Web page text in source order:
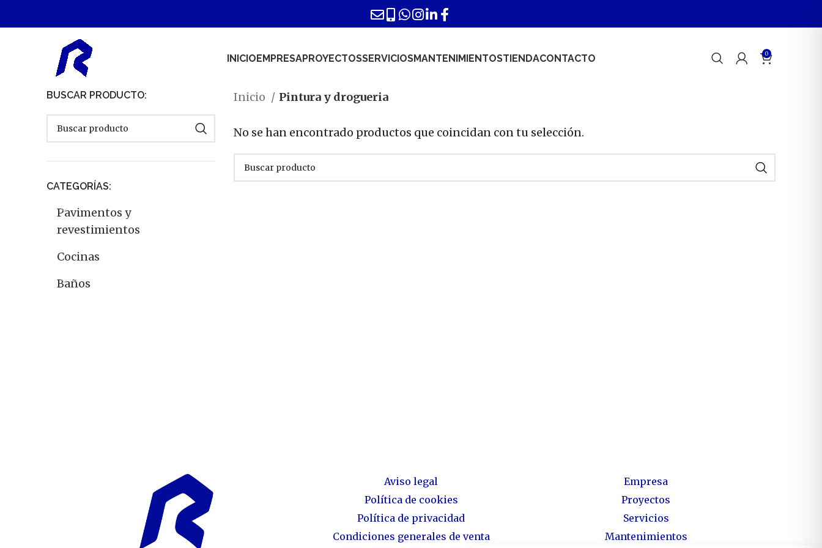
INICIOEMPRESAPROYECTOSSERVICIOSMANTENIMIENTOSTIENDACONTACTO 0
BUSCAR PRODUCTO:
CATEGORÍAS:
Pavimentos y
revestimientos
Cocinas
Baños
Inicio Pintura y drogueria
No se han encontrado productos que coincidan con tu selección.
Aviso legal
Política de cookies
Política de privacidad
Condiciones generales de venta
Empresa
Proyectos
Servicios
Mantenimientos